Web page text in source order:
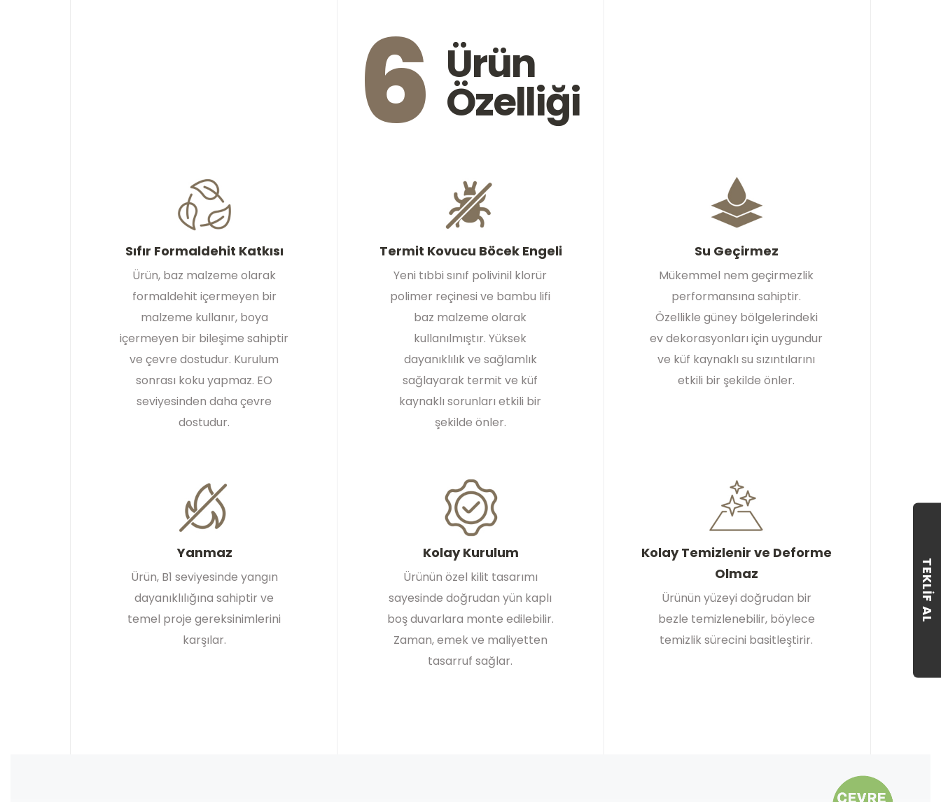
TEKLIF AL
6 Ürün
Özelliği
Sıfır Formaldehit Katkısı
Ürün, baz malzeme olarak
formaldehit içermeyen bir
malzeme kullanır, boya
içermeyen bir bileşime sahiptir
ve çevre dostudur. Kurulum
sonrası koku yapmaz. EO
seviyesinden daha çevre
dostudur.
Termit Kovucu Böcek Engeli
Yeni tıbbi sınıf polivinil klorür
polimer reçinesi ve bambu lifi
baz malzeme olarak
kullanılmıştır. Yüksek
dayanıklılık ve sağlamlık
sağlayarak termit ve küf
kaynaklı sorunları etkili bir
şekilde önler.
Su Geçirmez
Mükemmel nem geçirmezlik
performansına sahiptir.
Özellikle güney bölgelerindeki
ev dekorasyonları için uygundur
ve küf kaynaklı su sızıntılarını
etkili bir şekilde önler.
Yanmaz
Ürün, B1 seviyesinde yangın
dayanıklılığına sahiptir ve
temel proje gereksinimlerini
karşılar.
Kolay Kurulum
Ürünün özel kilit tasarımı
sayesinde doğrudan yün kaplı
boş duvarlara monte edilebilir.
Zaman, emek ve maliyetten
tasarruf sağlar.
Kolay Temizlenir ve Deforme
Olmaz
Ürünün yüzeyi doğrudan bir
bezle temizlenebilir, böylece
temizlik sürecini basitleştirir.